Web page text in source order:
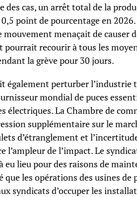
des cas, un arrêt total de la
point de pourcentage en
menaçait de causer
pourrait recourir à tous les
la grève pour 30 jours.
également perturber l’industrie
mondial de puces
électriques. La Chambre de
supplémentaire sur le
d’étranglement et
l’ampleur de l’impact. Le
lieu pour des raisons de
que les opérations des usines
syndicats d’occuper les